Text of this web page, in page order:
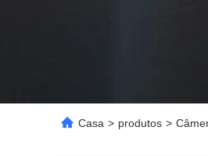
Casa > produtos >